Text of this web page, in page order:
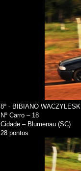
8º - BIBIANO WACZYLESKI
Nº Carro – 18
Cidade – Blumenau (SC)
28 pontos